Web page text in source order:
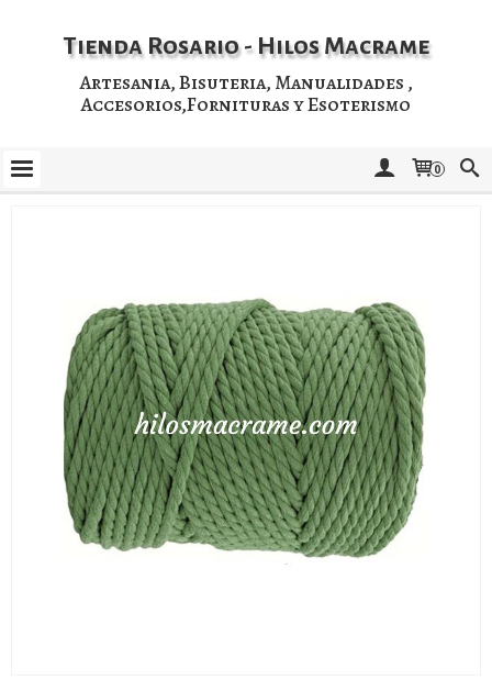
Tienda Rosario - Hilos Macrame
Artesania, Bisuteria, Manualidades ,
Accesorios,Fornituras y Esoterismo
0